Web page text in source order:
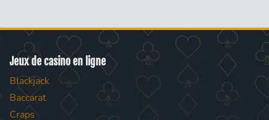
Jeux de casino en ligne
Blackjack
Baccarat
Craps